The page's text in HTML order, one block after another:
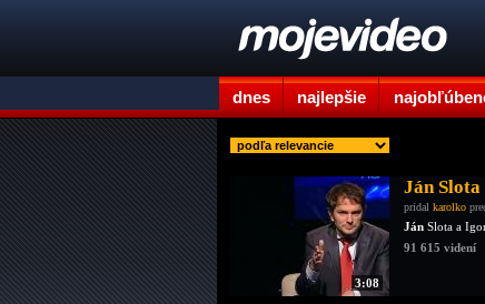
dnes najlepšie
3:08
Ján
pridal karolko
Ján Slota a
91 615 videní